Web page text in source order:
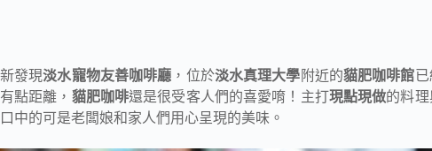
新發現淡水寵物友善咖啡廳 ，位於淡水真理大學 附近的貓肥咖啡館
有點距離， 貓肥咖啡還是很受客人們的喜愛唷！主打現點現做的料
口中的可是老闆娘和家人們用心呈現的美味。